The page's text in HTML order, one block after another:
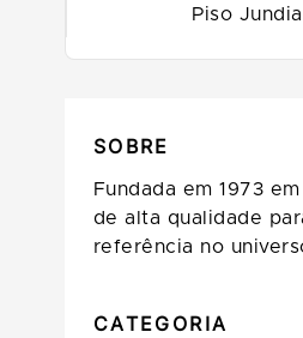
Piso
SOBRE
Fundada em 1973
de alta qualidade
referência no
CATEGORIA